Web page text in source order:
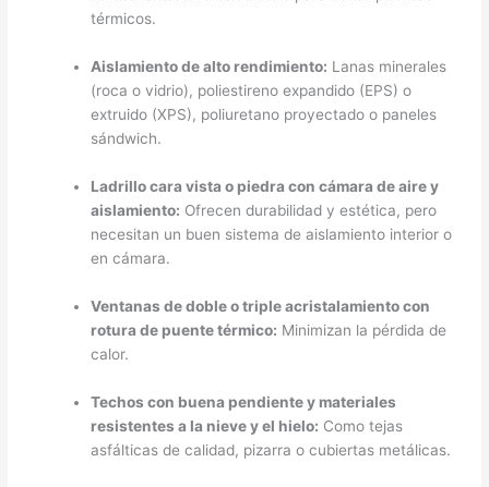
térmicos.
Aislamiento de alto rendimiento: Lanas minerales
(roca o vidrio), poliestireno expandido (EPS) o
extruido (XPS), poliuretano proyectado o paneles
sándwich.
Ladrillo cara vista o piedra con cámara de aire y
aislamiento: Ofrecen durabilidad y estética, pero
necesitan un buen sistema de aislamiento interior o
en cámara.
Ventanas de doble o triple acristalamiento con
rotura de puente térmico: Minimizan la pérdida de
calor.
Techos con buena pendiente y materiales
resistentes a la nieve y el hielo: Como tejas
asfálticas de calidad, pizarra o cubiertas metálicas.